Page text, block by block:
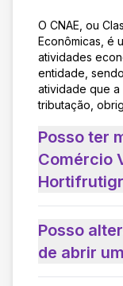
O CNAE, ou
Econômicas, é
atividades
entidade,
atividade que a
tributação,
Posso ter
Comércio
Posso
de abrir